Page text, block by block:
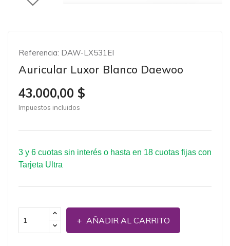
Referencia: DAW-LX531EI
Auricular Luxor Blanco Daewoo
43.000,00 $
Impuestos incluidos
3 y 6 cuotas sin interés o hasta en 18 cuotas fijas con
Tarjeta Ultra
AÑADIR AL CARRITO